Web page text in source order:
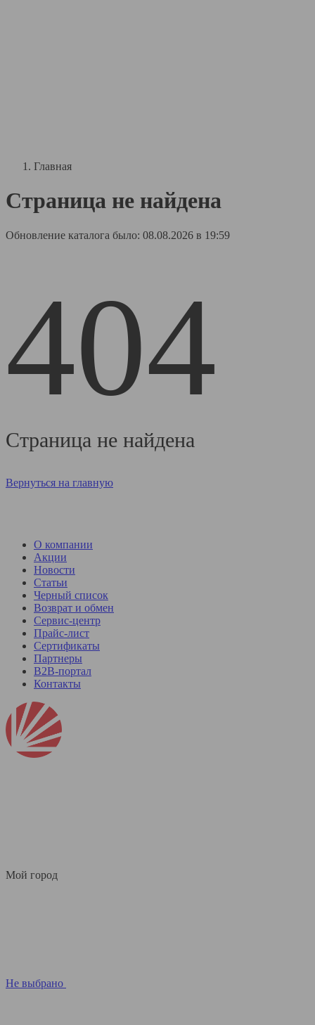
Главная
Страница не найдена
Обновление каталога было: 08.08.2026 в 19:59
404
Страница не найдена
Вернуться на главную
О компании
Акции
Новости
Статьи
Черный список
Возврат и обмен
Сервис-центр
Прайс-лист
Сертификаты
Партнеры
B2B-портал
Контакты
Мой город
Не выбрано